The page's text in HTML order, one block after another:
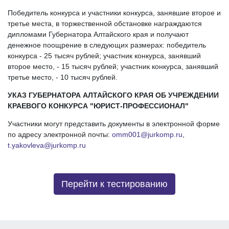
Победитель конкурса и участники конкурса, занявшие второе и
третье места, в торжественной обстановке награждаются
дипломами Губернатора Алтайского края и получают
денежное поощрение в следующих размерах: победитель
конкурса - 25 тысяч рублей; участник конкурса, занявший
второе место, - 15 тысяч рублей; участник конкурса, занявший
третье место, - 10 тысяч рублей.
УКАЗ ГУБЕРНАТОРА АЛТАЙСКОГО КРАЯ ОБ УЧРЕЖДЕНИИ
КРАЕВОГО КОНКУРСА "ЮРИСТ-ПРОФЕССИОНАЛ"
Участники могут представить документы в электронной форме
по адресу электронной почты: omm001@jurkomp.ru
t.yakovleva@jurkomp.ru
Перейти к тестированию